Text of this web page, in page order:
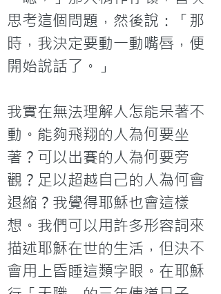
思考這個問題，然後說：「那
時，我決定要動一動嘴唇，便
開始說話了。」
我實在無法理解人怎能呆著不
動。能夠飛翔的人為何要坐
著？可以出賽的人為何要旁
觀？足以超越自己的人為何會
退縮？我覺得耶穌也會這樣
想。我們可以用許多形容詞來
描述耶穌在世的生活，但決不
會用上昏睡這類字眼。在耶穌